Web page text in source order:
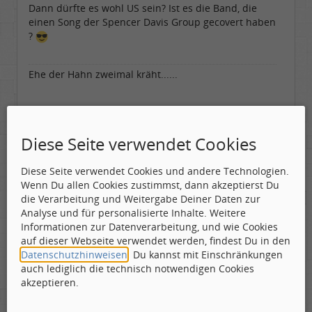
Dann dürfte es wohl US sein? Ist es die Band, die
einen Song der Spencer Davis Group gecovert haben
?
Ehe der Hahn zweimal kräht......
Leslie
Geschlecht:
keine Angabe
Herkunft:
in der Mitte zwischen Kölnarena und Festhalle Ffm
Beiträge:
48731
Dabei seit:
07 / 2008
Gepostet: 04.10.2019 - 23:22 Uhr · #6
Zitat geschrieben von Tom Cody
Zitat geschrieben von Leslie
Diese Seite verwendet Cookies
Diese Seite verwendet Cookies und andere Technologien.
Wenn Du allen Cookies zustimmst, dann akzeptierst Du
die Verarbeitung und Weitergabe Deiner Daten zur
Analyse und für personalisierte Inhalte. Weitere
Informationen zur Datenverarbeitung, und wie Cookies
auf dieser Webseite verwendet werden, findest Du in den
Datenschutzhinweisen . Du kannst mit Einschränkungen
auch lediglich die technisch notwendigen Cookies
akzeptieren.